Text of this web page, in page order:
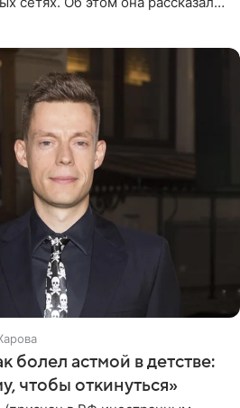
болел астмой в детстве:
чтобы откинуться»